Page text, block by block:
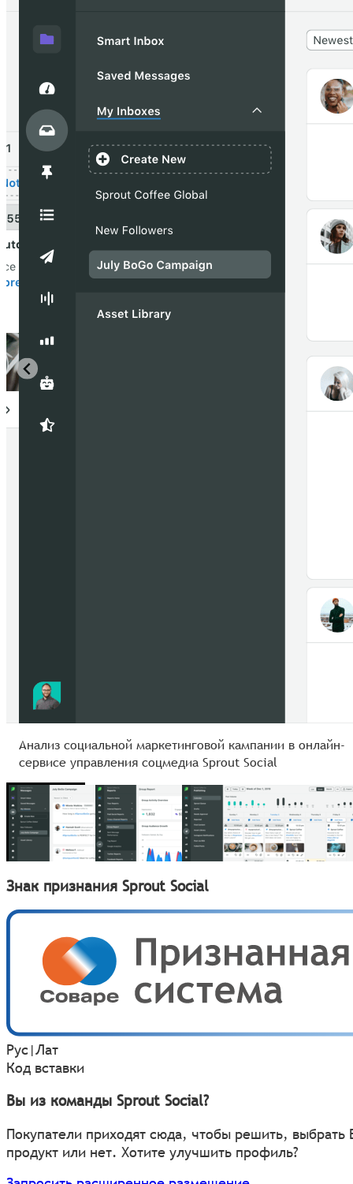
Анализ социальной маркетинговой кампании в онлайн-
сервисе управления соцмедиа Sprout Social
Знак признания Sprout Social
Рус|Лат
Код вставки
Вы из команды Sprout Social?
Покупатели приходят сюда, чтобы решить, выбрать
продукт или нет. Хотите улучшить профиль?